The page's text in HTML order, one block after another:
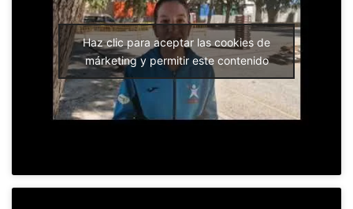
Haz clic para aceptar las cookies de
márketing y permitir este contenido